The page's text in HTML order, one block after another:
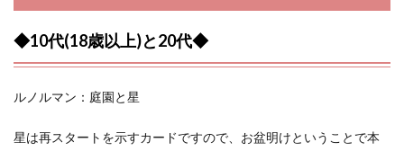
◆10代(18歳以上)と20代◆
ルノルマン：庭園と星
星は再スタートを示すカードですので、お盆明けということで本